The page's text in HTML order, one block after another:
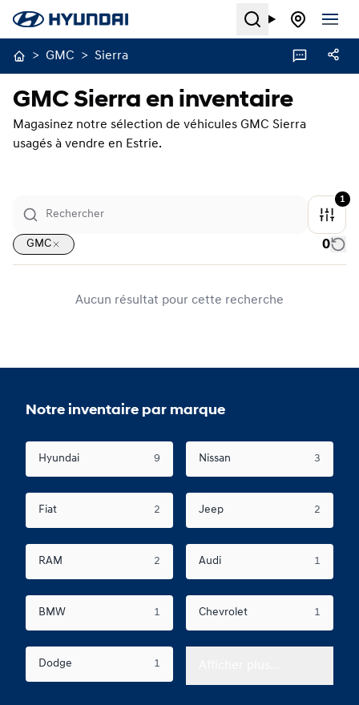
Search
> GMC > Sierra
GMC Sierra en inventaire
Magasinez notre sélection de véhicules GMC Sierra
usagés à vendre en Estrie.
1
GMC 0
Aucun résultat pour cette recherche
Notre inventaire par marque
Hyundai 9 Nissan 3
Fiat 2 Jeep 2
RAM 2 Audi 1
BMW 1 Chevrolet 1
Dodge 1